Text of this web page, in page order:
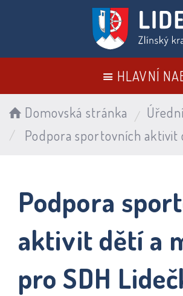
HLAVNÍ
Domovská stránka
Podpora sportovních aktivit dětí a mládeže
Podpora
aktivit dětí a
pro SDH